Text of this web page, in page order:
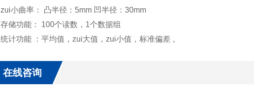
zui小曲率： 凸半径：5mm 凹半径：30mm
存储功能： 100个读数，1个数据组
统计功能 ：平均值，zui大值，zui小值，标准偏差 。
在线咨询